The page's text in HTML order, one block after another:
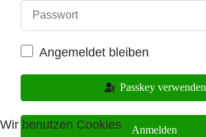
Passwort
Angemeldet bleiben
Passkey verwenden
Anmelden
Wir benutzen Cookies